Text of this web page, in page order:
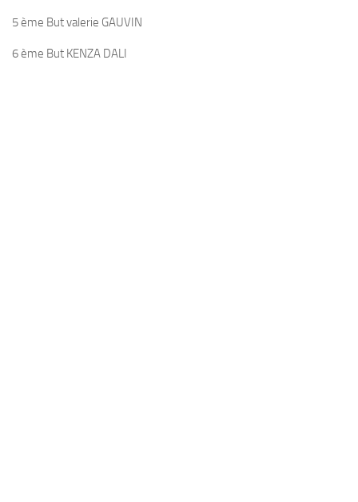
5 ème But valerie GAUVIN
6 ème But KENZA DALI